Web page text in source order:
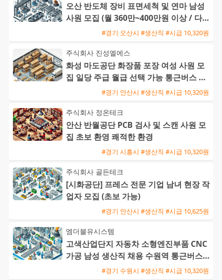
오산 반도체 장비 표면세척 및 연마 남성
사원 모집 (월 360만~400만원 이상 / 다양
한 수당 혜택)#경기 오산시 #생산직 #시급 10,320원
주식회사 진성엘에스
화성 마도공단 화장품 포장 여성 사원 모
집 일당 주급 월급 선택 가능 통근버스 운
#경기 안산시 #생산직 #시급 10,320원
주식회사 정온테크
안산 반월공단 PCB 검사 및 스캔 사원 모
집 초보 환영 쾌적한 환경
#경기 시흥시 #생산직 #시급 10,320원
주식회사 골든테크
[시화공단] 프레스 전문 기업 남녀 현장 작
업자 모집 (초보 가능)
#경기 안산시 #생산직 #시급 10,625원
엠더블유시스템
고색산업단지 자동차 소형엔진부품 CNC
가공 남성 생산직 채용 수원역 통근버스
#경기 수원시 #생산직 #시급 10,320원